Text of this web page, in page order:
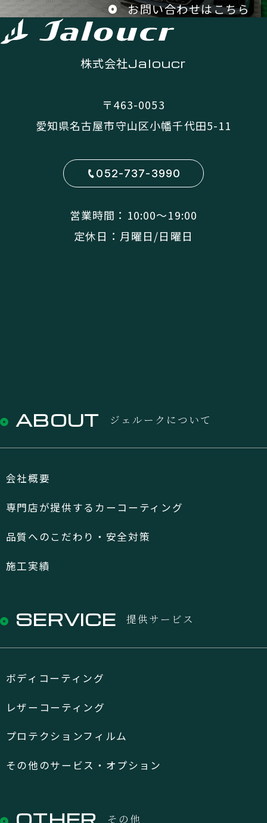
お問い合わせはこちら
株式会社Jaloucr
〒463-0053
愛知県名古屋市守山区小幡千代田5-11
052-737-3990
営業時間：10:00〜19:00
定休日：月曜日/日曜日
ABOUT ジェルークについて
会社概要
専門店が提供するカーコーティング
品質へのこだわり・安全対策
施工実績
SERVICE 提供サービス
ボディコーティング
レザーコーティング
プロテクションフィルム
その他のサービス・オプション
その他